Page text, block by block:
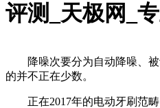
评测_天极网_
降噪次要分为自动降噪、被
的并不正在少数。
正在2017年的电动牙刷范畴